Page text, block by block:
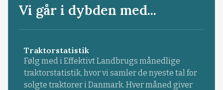
Vi går i dybden med...
Traktorstatistik
Følg med i Effektivt Landbrugs månedlige
traktorstatistik, hvor vi samler de nyeste tal for
solgte traktorer i Danmark. Hver måned giver